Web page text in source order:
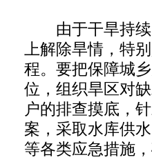
由于干旱持续
上解除旱情，特
程。要把保障城
位，组织旱区对
户的排查摸底，
案，采取水库供
等各类应急措施